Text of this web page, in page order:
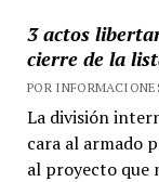
3 actos
cierre de la
POR
La división
cara al armado
al proyecto que